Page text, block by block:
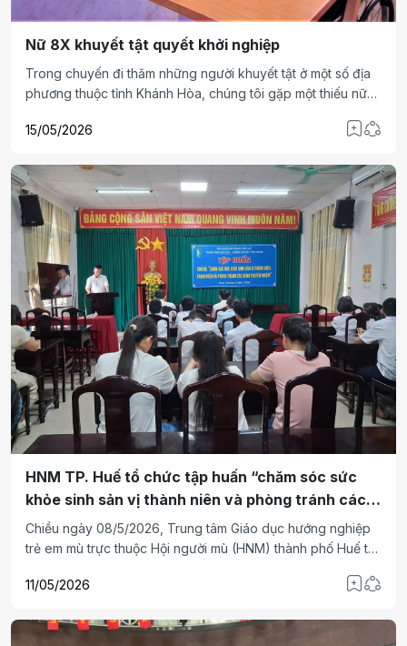
Nữ 8X khuyết tật quyết khởi nghiệp
Trong chuyến đi thăm những người khuyết tật ở một số địa
phương thuộc tỉnh Khánh Hòa, chúng tôi gặp một thiếu nữ
ngồi trên chiếc xe lăn, nhưng trên đôi môi luôn nở nụ cười
15/05/2026
HNM TP. Huế tổ chức tập huấn “chăm sóc sức
khỏe sinh sản vị thành niên và phòng tránh các
bệnh truyền nhiễm”
Chiều ngày 08/5/2026, Trung tâm Giáo dục hướng nghiệp
trẻ em mù trực thuộc Hội người mù (HNM) thành phố Huế tổ
và phòng tránh các bệnh truyền nhiễm” cho toàn thể cán
11/05/2026